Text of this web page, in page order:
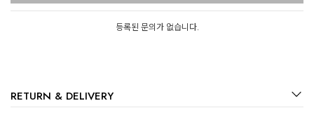
등록된 문의가 없습니다.
RETURN & DELIVERY